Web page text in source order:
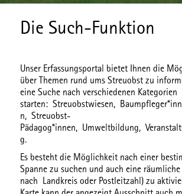
Die Such-Funktion
Unser Erfassungsportal bietet Ihnen die
über Themen rund ums Streuobst zu
eine Suche nach verschiedenen Kategorien
starten: Streuobstwiesen,
n, Streuobst-
Pädagog*innen, Umweltbildung,
g.
Es besteht die Möglichkeit nach einer
Spannezu suchen und auch eine
nach Landkreis oder Postleitzahl) zu